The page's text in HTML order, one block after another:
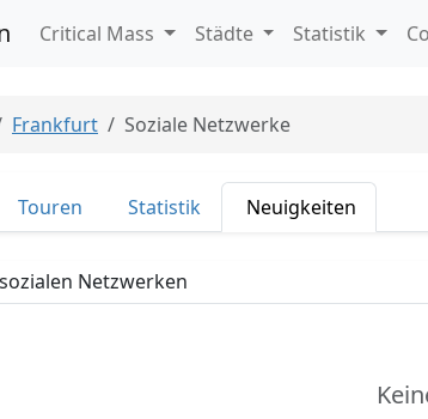
Critical Mass Städte Statistik
Frankfurt Soziale Netzwerke
Touren Statistik Neuigkeiten
Netzwerken